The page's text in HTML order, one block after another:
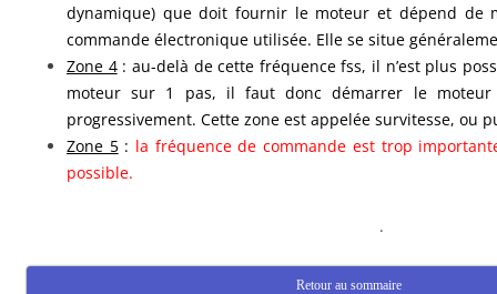
dynamique) que doit fournir le moteur et dépend de
commande électronique utilisée. Elle se situe
Zone 4: au-delà de cette fréquence fss, il n’est plus
moteur sur 1 pas, il faut donc démarrer le moteur
progressivement. Cette zone est appelée survitesse, ou
Zone 5: la fréquence de commande est trop
possible.
.
Retour au sommaire